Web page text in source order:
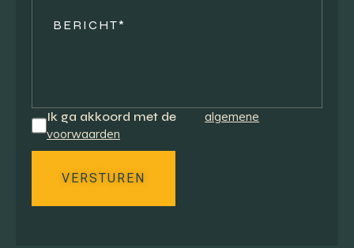
Ik ga akkoord met de
algemene
voorwaarden
VERSTUREN